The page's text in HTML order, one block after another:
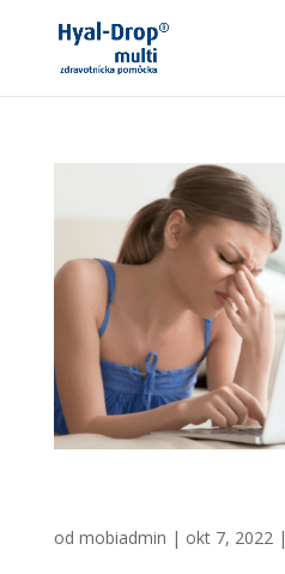
od mobiadmin | okt 7, 2022|